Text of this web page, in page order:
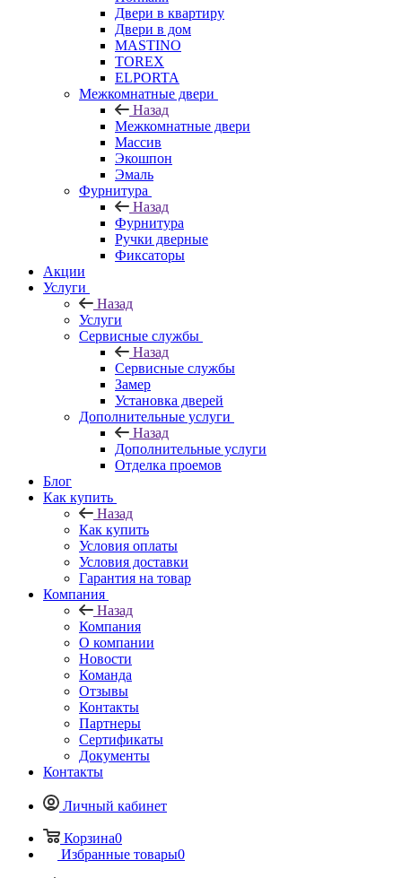
Двери в квартиру
Двери в дом
MASTINO
TOREX
ELPORTA
Межкомнатные двери
Назад
Межкомнатные двери
Массив
Экошпон
Эмаль
Фурнитура
Назад
Фурнитура
Ручки дверные
Фиксаторы
Акции
Услуги
Назад
Услуги
Сервисные службы
Назад
Сервисные службы
Замер
Установка дверей
Дополнительные услуги
Назад
Дополнительные услуги
Отделка проемов
Блог
Как купить
Назад
Как купить
Условия оплаты
Условия доставки
Гарантия на товар
Компания
Назад
Компания
О компании
Новости
Команда
Отзывы
Контакты
Партнеры
Сертификаты
Документы
Контакты
Личный кабинет
Корзина0
Избранные товары0